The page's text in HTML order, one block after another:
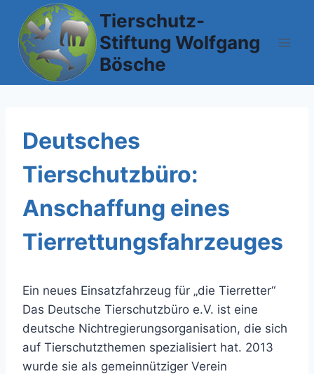
Inhalt
springen
Tierschutz-
Stiftung Wolfgang
Bösche
Deutsches
Tierschutzbüro:
Anschaffung eines
Tierrettungsfahrzeuges
Ein neues Einsatzfahrzeug für „die Tierretter“
Das Deutsche Tierschutzbüro e.V. ist eine
deutsche Nichtregierungsorganisation, die sich
auf Tierschutzthemen spezialisiert hat. 2013
wurde sie als gemeinnütziger Verein